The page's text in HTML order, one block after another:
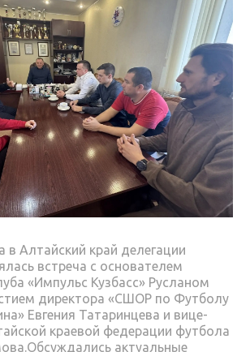
в Алтайский край делегации
встреча с основателем
«Импульс Кузбасс» Русланом
директора «СШОР по Футболу
Евгения Татаринцева и вице-
краевой федерации футбола
актуальные